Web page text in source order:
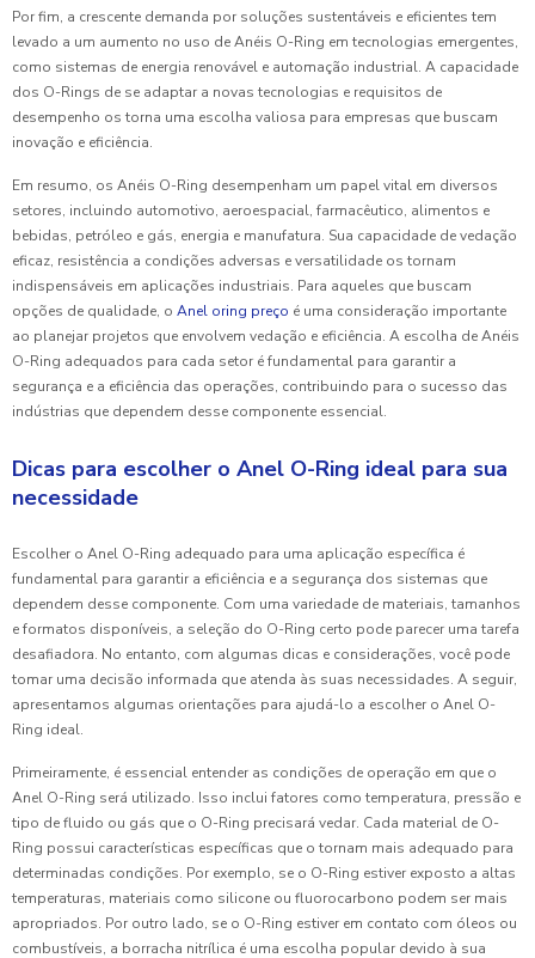
Por fim, a crescente demanda por soluções sustentáveis e eficientes tem
levado a um aumento no uso de Anéis O-Ring em tecnologias emergentes,
como sistemas de energia renovável e automação industrial. A capacidade
dos O-Rings de se adaptar a novas tecnologias e requisitos de
desempenho os torna uma escolha valiosa para empresas que buscam
inovação e eficiência.
Em resumo, os Anéis O-Ring desempenham um papel vital em diversos
setores, incluindo automotivo, aeroespacial, farmacêutico, alimentos e
bebidas, petróleo e gás, energia e manufatura. Sua capacidade de vedação
eficaz, resistência a condições adversas e versatilidade os tornam
indispensáveis em aplicações industriais. Para aqueles que buscam
opções de qualidade, o Anel oring preço é uma consideração importante
ao planejar projetos que envolvem vedação e eficiência. A escolha de Anéis
O-Ring adequados para cada setor é fundamental para garantir a
segurança e a eficiência das operações, contribuindo para o sucesso das
indústrias que dependem desse componente essencial.
Dicas para escolher o Anel O-Ring ideal para sua
necessidade
Escolher o Anel O-Ring adequado para uma aplicação específica é
fundamental para garantir a eficiência e a segurança dos sistemas que
dependem desse componente. Com uma variedade de materiais, tamanhos
e formatos disponíveis, a seleção do O-Ring certo pode parecer uma tarefa
desafiadora. No entanto, com algumas dicas e considerações, você pode
tomar uma decisão informada que atenda às suas necessidades. A seguir,
apresentamos algumas orientações para ajudá-lo a escolher o Anel O-
Ring ideal.
Primeiramente, é essencial entender as condições de operação em que o
Anel O-Ring será utilizado. Isso inclui fatores como temperatura, pressão e
tipo de fluido ou gás que o O-Ring precisará vedar. Cada material de O-
Ring possui características específicas que o tornam mais adequado para
determinadas condições. Por exemplo, se o O-Ring estiver exposto a altas
temperaturas, materiais como silicone ou fluorocarbono podem ser mais
apropriados. Por outro lado, se o O-Ring estiver em contato com óleos ou
combustíveis, a borracha nitrílica é uma escolha popular devido à sua